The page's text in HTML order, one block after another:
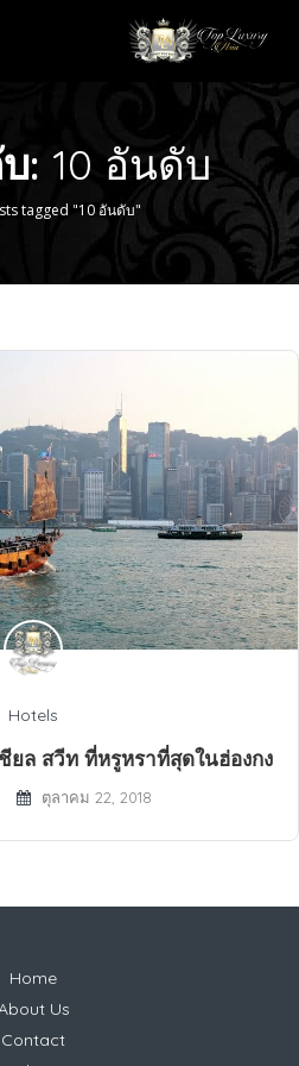
: 10 อันดับ
tagged "10 อันดับ"
Hotels
ยล สวีท ที่หรูหราที่สุดในฮ่องกง
ตุลาคม 22, 2018
Home
Us
Contact